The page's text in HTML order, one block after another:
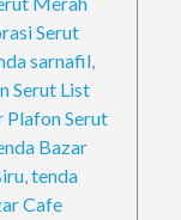
Serut
sarnafil,
Serut List
Plafon Serut
Bazar
,tenda
Cafe